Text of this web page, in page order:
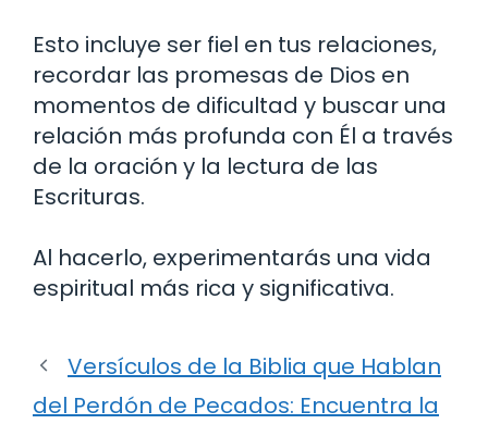
Esto incluye ser fiel en tus relaciones,
recordar las promesas de Dios en
momentos de dificultad y buscar una
relación más profunda con Él a través
de la oración y la lectura de las
Escrituras.
Al hacerlo, experimentarás una vida
espiritual más rica y significativa.
Versículos de la Biblia que Hablan
del Perdón de Pecados: Encuentra la